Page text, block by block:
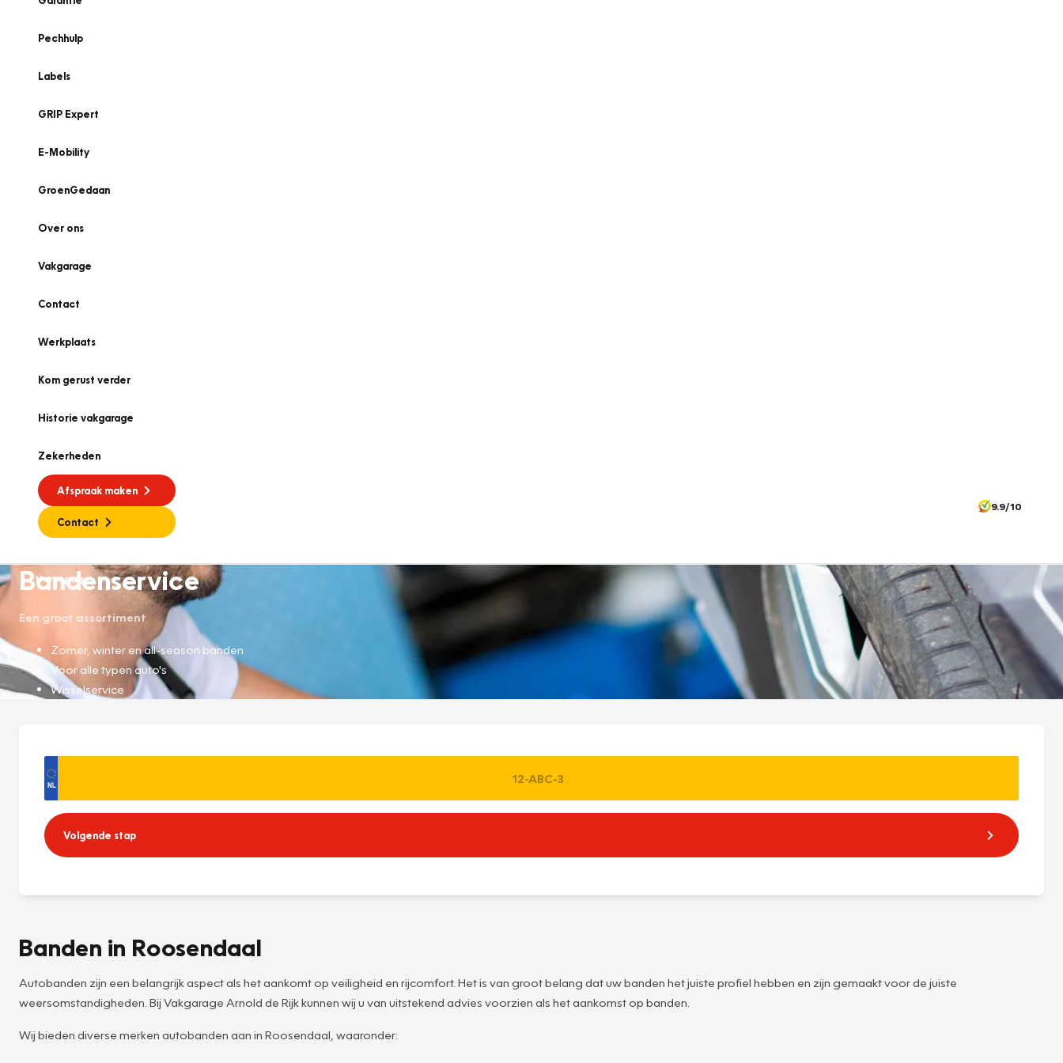
Pechhulp
Labels
GRIP Expert
E-Mobility
GroenGedaan
Over ons
Vakgarage
Contact
Werkplaats
Kom gerust verder
Historie vakgarage
Zekerheden
Afspraak maken
Contact
9.9/10
Homepage
Bandenservice
Een groot assortiment
Zomer, winter en all-season banden
Voor alle typen auto's
Wisselservice
Volgende stap
Banden in Roosendaal
Autobanden zijn een belangrijk aspect als het aankomt op veiligheid en rijcomfort. Het is van groot belang dat uw banden het juiste profiel hebben en zijn gemaakt voor de juiste
weersomstandigheden. Bij Vakgarage Arnold de Rijk kunnen wij u van uitstekend advies voorzien als het aankomst op banden.
Wij bieden diverse merken autobanden aan in Roosendaal, waaronder: